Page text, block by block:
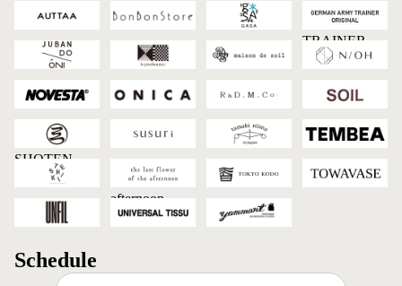
BonBonStore GASA*
GERMAN
ARMY
TRAINER
ORIGINAL
JUBAN DO
kijinokanosei maison de soil N/OH
NOVESTA ONICA SOIL
SUMITANI
SABURO
SHOTEN
SUSURI tamaki niime TEMBEA
TESHIKI
the last flower
of the
afternoon
TOKYO
KODO
TOWAVASE
UNFIL
UNIVERSAL
TISSU
Yammart
Schedule